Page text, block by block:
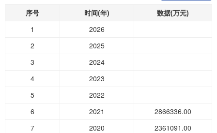
序号 时间(年)
数据(万元)
1
2026
2
2025
3
2024
4
2023
5
2022
6
2021
2866336.00
7
2020
2361091.00